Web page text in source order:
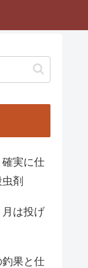
確実に仕
剤
月は投げ
釣果と仕